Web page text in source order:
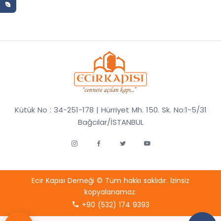
Kütük No : 34-251-178 | Hürriyet Mh. 150. Sk. No:1-5/31
Bağcılar/İSTANBUL
Ecir Kapısı Derneği © Tüm hakkı saklıdır. İzinsiz
kopyalanamaz.
+90 (532) 174 9393